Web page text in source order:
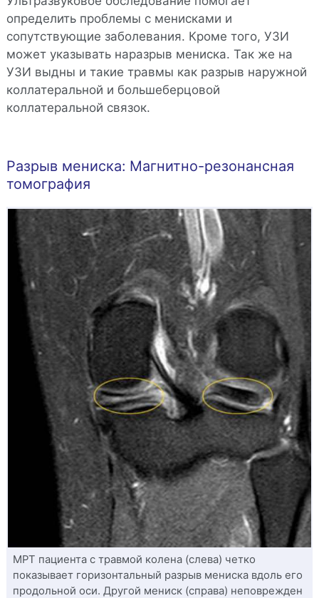
определить проблемы с менисками и
сопутствующие заболевания. Кроме того, УЗИ
может указывать наразрыв мениска. Так же на
УЗИ выдны и такие травмы как разрыв наружной
коллатеральной и большеберцовой
коллатеральной связок.
Разрыв мениска: Магнитно-резонансная
томография
МРТ пациента с травмой колена (слева) четко
показывает горизонтальный разрыв мениска вдоль его
продольной оси. Другой мениск (справа) неповрежден